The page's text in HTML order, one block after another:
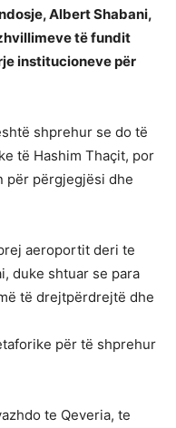
Albert Shabani,
të fundit
institucioneve për
shprehur se do të
të Hashim Thaçit, por
për përgjegjësi dhe
aeroportit deri te
duke shtuar se para
të drejtpërdrejtë dhe
për të shprehur
te Qeveria, te